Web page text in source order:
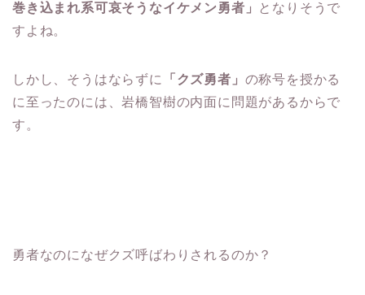
巻き込まれ系可哀そうなイケメン勇者」
となりそうで
すよね。
しかし、そうはならずに 「クズ勇者」 の称号を授かる
に至ったのには、岩橋智樹の内面に問題があるからで
す。
勇者なのになぜクズ呼ばわりされるのか？